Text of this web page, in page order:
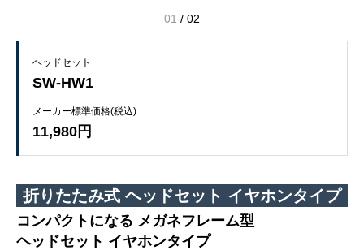
01 / 02
ヘッドセット
SW-HW1
メーカー標準価格(税込)
11,980円
折りたたみ式 ヘッドセット イヤホンタイプ
コンパクトになる メガネフレーム型
ヘッドセット イヤホンタイプ